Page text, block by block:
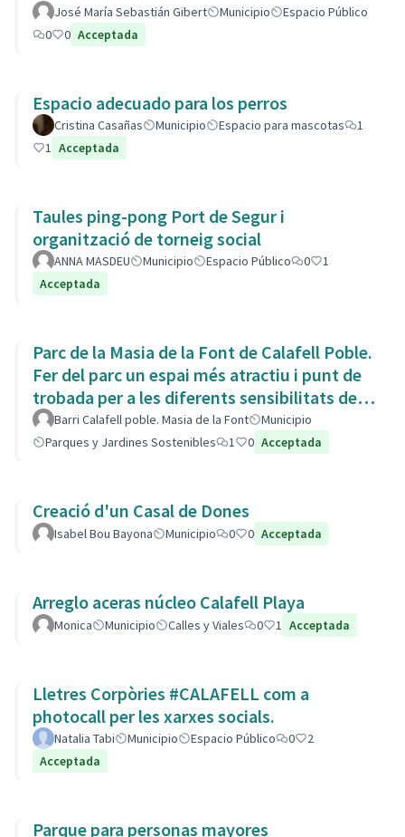
José María Sebastián Gibert Municipio
Espacio Público
0
0 Acceptada
Espacio adecuado para los perros
Cristina Casañas Municipio Espacio para mascotas
1
1 Acceptada
Taules ping-pong Port de Segur i
organització de torneig social
ANNA MASDEU Municipio Espacio Público 0
1
Acceptada
Parc de la Masia de la Font de Calafell Poble.
Fer del parc un espai més atractiu i punt de
trobada per a les diferents sensibilitats del
barri.Barri Calafell poble. Masia de la Font
Municipio
Parques y Jardines Sostenibles
1 0 Acceptada
Creació d'un Casal de Dones
Isabel Bou Bayona Municipio 0 0 Acceptada
Arreglo aceras núcleo Calafell Playa
Monica Municipio Calles y Viales 0 1 Acceptada
Lletres Corpòries #CALAFELL com a
photocall per les xarxes socials.
Natalia Tabi Municipio Espacio Público 0
2
Acceptada
Parque para personas mayores